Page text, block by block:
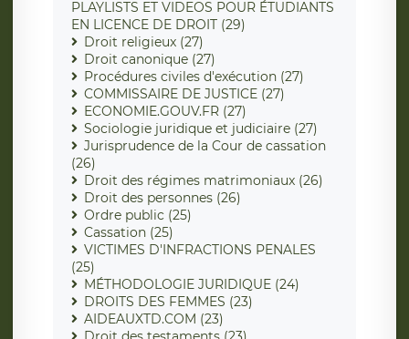
PLAYLISTS ET VIDEOS POUR ÉTUDIANTS
EN LICENCE DE DROIT (29)
Droit religieux (27)
Droit canonique (27)
Procédures civiles d'exécution (27)
COMMISSAIRE DE JUSTICE (27)
ECONOMIE.GOUV.FR (27)
Sociologie juridique et judiciaire (27)
Jurisprudence de la Cour de cassation
(26)
Droit des régimes matrimoniaux (26)
Droit des personnes (26)
Ordre public (25)
Cassation (25)
VICTIMES D'INFRACTIONS PENALES
(25)
MÉTHODOLOGIE JURIDIQUE (24)
DROITS DES FEMMES (23)
AIDEAUXTD.COM (23)